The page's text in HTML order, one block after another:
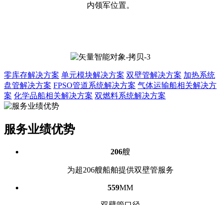
内领军位置。
零库存解决方案 单元模块解决方案 双壁管解决方案 加热系统
盘管解决方案 FPSO管道系统解决方案 气体运输船相关解决方
案 化学品船相关解决方案 双燃料系统解决方案
服务业绩优势
206艘
为超206艘船舶提供双壁管服务
559MM